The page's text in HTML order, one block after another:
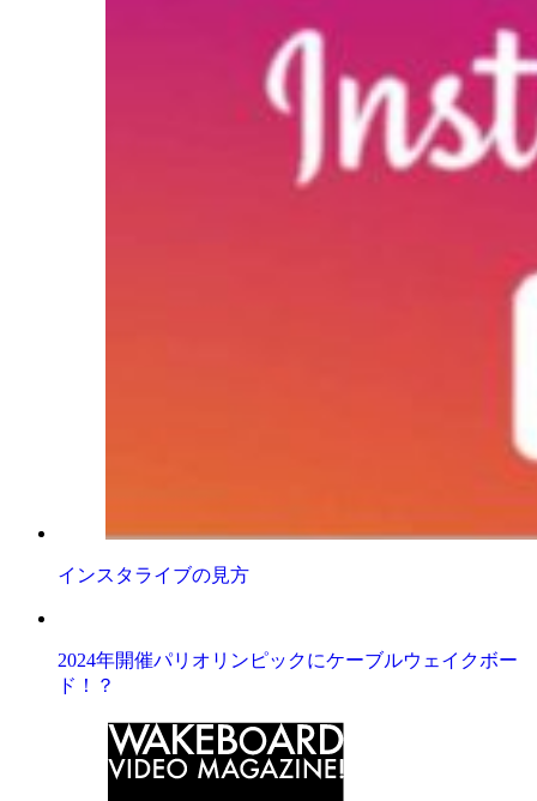
インスタライブの見方
2024年開催パリオリンピックにケーブルウェイクボー
ド！？